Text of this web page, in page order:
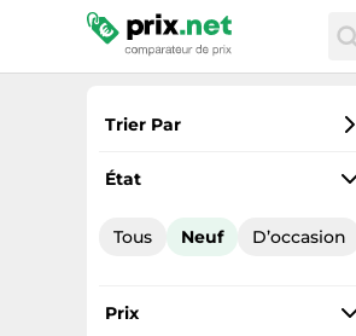
Trier Par
Préférés
Prix total
État
Tous Neuf D’occasion
Prix